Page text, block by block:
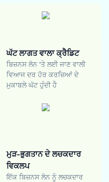
ਘੱਟ ਲਾਗਤ ਵਾਲਾ ਕ੍ਰੈਡਿਟ
ਬਿਜ਼ਨਸ ਲੋਨ 'ਤੇ ਲਈ ਜਾਣ ਵਾਲੀ
ਵਿਆਜ ਦਰ ਹੋਰ ਕਰਜ਼ਿਆਂ ਦੇ
ਮੁਕਾਬਲੇ ਘੱਟ ਹੁੰਦੀ ਹੈ
ਮੁੜ-ਭੁਗਤਾਨ ਦੇ ਲਚਕਦਾਰ
ਵਿਕਲਪ
ਇੱਕ ਬਿਜ਼ਨਸ ਲੋਨ ਨੂੰ ਲਚਕਦਾਰ